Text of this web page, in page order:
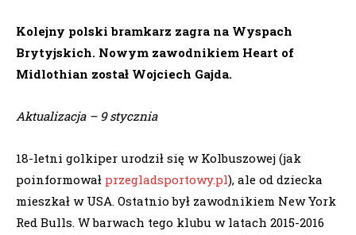
Kolejny polski bramkarz zagra na Wyspach
Brytyjskich. Nowym zawodnikiem Heart of
Midlothian został Wojciech Gajda.
Aktualizacja – 9 stycznia
18-letni golkiper urodził się w Kolbuszowej (jak
poinformował przegladsportowy.pl), ale od dziecka
mieszkał w USA. Ostatnio był zawodnikiem New York
Red Bulls. W barwach tego klubu w latach 2015-2016